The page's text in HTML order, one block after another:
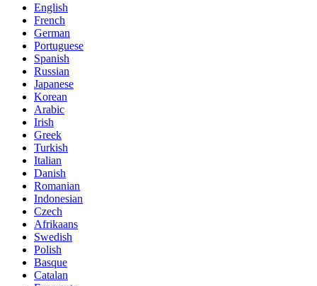
English
French
German
Portuguese
Spanish
Russian
Japanese
Korean
Arabic
Irish
Greek
Turkish
Italian
Danish
Romanian
Indonesian
Czech
Afrikaans
Swedish
Polish
Basque
Catalan